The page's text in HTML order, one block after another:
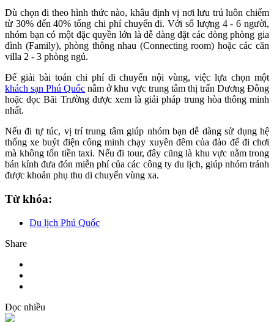
Dù chọn đi theo hình thức nào, khâu định vị nơi lưu trú luôn chiếm
từ 30% đến 40% tổng chi phí chuyến đi. Với số lượng 4 - 6 người,
nhóm bạn có một đặc quyền lớn là dễ dàng đặt các dòng phòng gia
đình (Family), phòng thông nhau (Connecting room) hoặc các căn
villa 2 - 3 phòng ngủ.
Để giải bài toán chi phí di chuyển nội vùng, việc lựa chọn một
khách sạn Phú Quốc nằm ở khu vực trung tâm thị trấn Dương Đông
hoặc dọc Bãi Trường được xem là giải pháp trung hòa thông minh
nhất.
Nếu đi tự túc, vị trí trung tâm giúp nhóm bạn dễ dàng sử dụng hệ
thống xe buýt điện công minh chạy xuyên đêm của đảo để đi chơi
mà không tốn tiền taxi. Nếu đi tour, đây cũng là khu vực nằm trong
bán kính đưa đón miễn phí của các công ty du lịch, giúp nhóm tránh
được khoản phụ thu di chuyển vùng xa.
Từ khóa:
Du lịch Phú Quốc
Share
Đọc nhiều